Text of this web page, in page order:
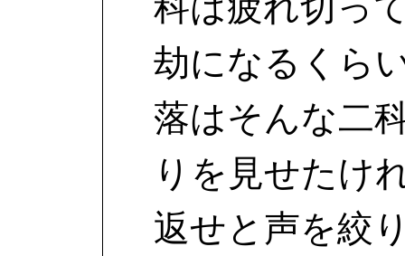
劫になるくら
落はそんな二
りを見せたけ
返せと声を絞